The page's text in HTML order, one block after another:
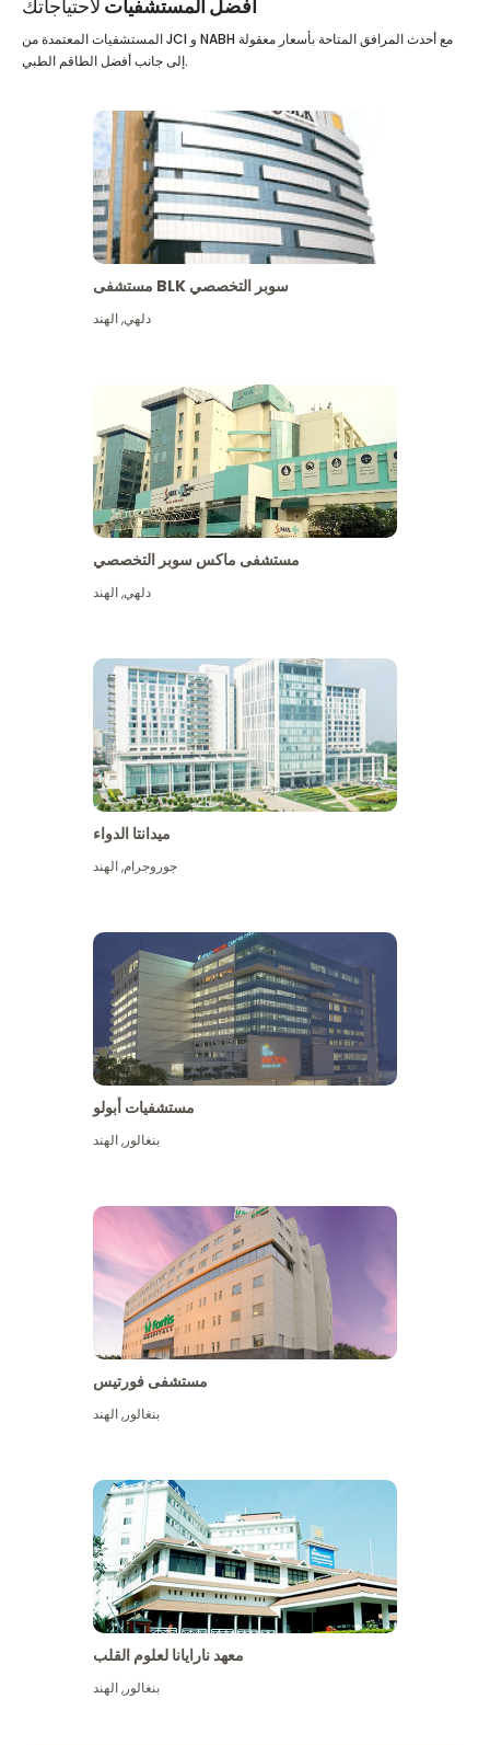
أفضل المستشفيات لاحتياجاتك
المستشفيات المعتمدة من JCI و NABH مع أحدث المرافق المتاحة بأسعار معقولة
إلى جانب أفضل الطاقم الطبي.
مستشفى BLK سوبر التخصصي
دلهي,الهند
مستشفى ماكس سوبر التخصصي
دلهي,الهند
ميدانتا الدواء
جوروجرام,الهند
مستشفيات أبولو
بنغالور,الهند
مستشفى فورتيس
بنغالور,الهند
معهد نارايانا لعلوم القلب
بنغالور,الهند